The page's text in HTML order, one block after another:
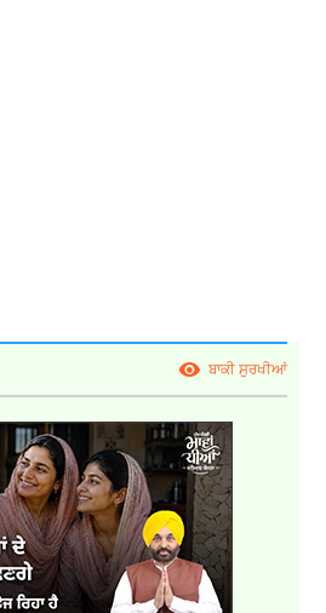
ਬਾਕੀ ਸੁਰਖੀਆਂ